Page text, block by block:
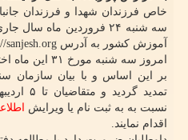
سه شنبه ۲۴ فروردین ماه سال جاری بوسیله سایت
امروز سه شنبه مورخ ۳۱ این ماه اختتام یابد، تمدید گردید.
بر این اساس و با بیان
تمدید
نسبت به به ثبت نام یا ویرایش
اقدام نمایند.